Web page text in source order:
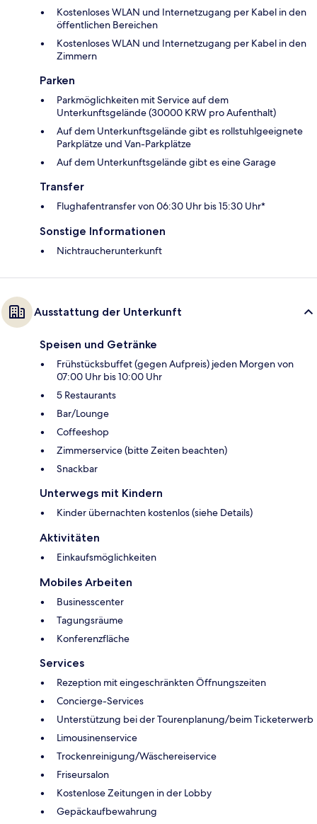
Kostenloses WLAN und Internetzugang per Kabel in den
öffentlichen Bereichen
Kostenloses WLAN und Internetzugang per Kabel in den
Zimmern
Parken
Parkmöglichkeiten mit Service auf dem
Unterkunftsgelände (30000 KRW pro Aufenthalt)
Auf dem Unterkunftsgelände gibt es rollstuhlgeeignete
Parkplätze und Van-Parkplätze
Auf dem Unterkunftsgelände gibt es eine Garage
Transfer
Flughafentransfer von 06:30 Uhr bis 15:30 Uhr*
Sonstige Informationen
Nichtraucherunterkunft
Ausstattung der Unterkunft
Speisen und Getränke
Frühstücksbuffet (gegen Aufpreis) jeden Morgen von
07:00 Uhr bis 10:00 Uhr
5 Restaurants
Bar/Lounge
Coffeeshop
Zimmerservice (bitte Zeiten beachten)
Snackbar
Unterwegs mit Kindern
Kinder übernachten kostenlos (siehe Details)
Aktivitäten
Einkaufsmöglichkeiten
Mobiles Arbeiten
Businesscenter
Tagungsräume
Konferenzfläche
Services
Rezeption mit eingeschränkten Öffnungszeiten
Concierge-Services
Unterstützung bei der Tourenplanung/beim Ticketerwerb
Limousinenservice
Trockenreinigung/Wäschereiservice
Friseursalon
Kostenlose Zeitungen in der Lobby
Gepäckaufbewahrung